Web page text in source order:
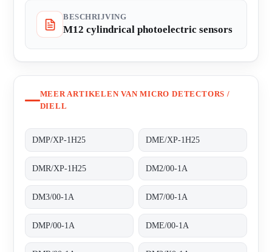
BESCHRIJVING
M12 cylindrical photoelectric sensors
MEER ARTIKELEN VAN MICRO DETECTORS /
DIELL
DMP/XP-1H25 DME/XP-1H25
DMR/XP-1H25 DM2/00-1A
DM3/00-1A DM7/00-1A
DMP/00-1A DME/00-1A